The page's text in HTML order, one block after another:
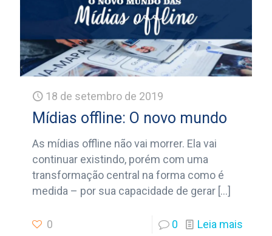
18 de setembro de 2019
Mídias offline: O novo mundo
As mídias offline não vai morrer. Ela vai
continuar existindo, porém com uma
transformação central na forma como é
medida – por sua capacidade de gerar […]
0 0 Leia mais